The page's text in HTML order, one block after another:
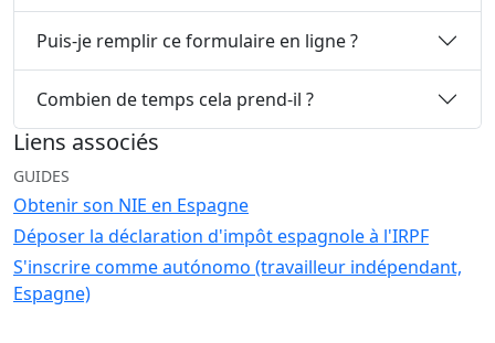
Puis-je remplir ce formulaire en ligne ?
Combien de temps cela prend-il ?
Liens associés
GUIDES
Obtenir son NIE en Espagne
Déposer la déclaration d'impôt espagnole à l'IRPF
S'inscrire comme autónomo (travailleur indépendant,
Espagne)